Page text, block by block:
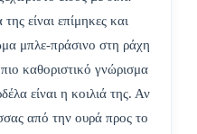
είναι επίμηκες και
μπλε-πράσινο στη ράχη
καθοριστικό γνώρισμα
είναι η κοιλιά της. Αν
από την ουρά προς το